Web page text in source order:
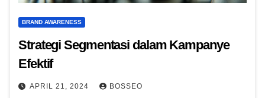
BRAND AWARENESS
Strategi Segmentasi dalam Kampanye
Efektif
APRIL 21, 2024 BOSSEO